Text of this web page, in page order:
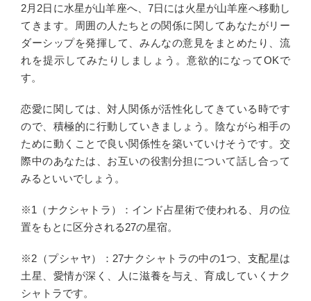
2月2日に水星が山羊座へ、7日には火星が山羊座へ移動し
てきます。周囲の人たちとの関係に関してあなたがリー
ダーシップを発揮して、みんなの意見をまとめたり、流
れを提示してみたりしましょう。意欲的になってOKで
す。
恋愛に関しては、対人関係が活性化してきている時です
ので、積極的に行動していきましょう。陰ながら相手の
ために動くことで良い関係性を築いていけそうです。交
際中のあなたは、お互いの役割分担について話し合って
みるといいでしょう。
※1（ナクシャトラ）：インド占星術で使われる、月の位
置をもとに区分される27の星宿。
※2（プシャヤ）：27ナクシャトラの中の1つ、支配星は
土星、愛情が深く、人に滋養を与え、育成していくナク
シャトラです。